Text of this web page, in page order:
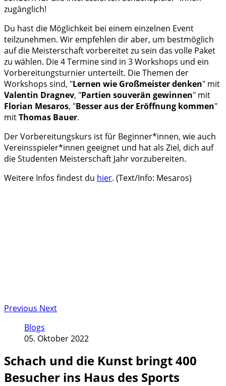
zugänglich!
Du hast die Möglichkeit bei einem einzelnen Event
teilzunehmen. Wir empfehlen dir aber, um bestmöglich
auf die Meisterschaft vorbereitet zu sein das volle Paket
zu wählen. Die 4 Termine sind in 3 Workshops und ein
Vorbereitungsturnier unterteilt. Die Themen der
Workshops sind, "Lernen wie Großmeister denken" mit
Valentin Dragnev, "Partien souverän gewinnen" mit
Florian Mesaros, "Besser aus der Eröffnung kommen"
mitThomas Bauer.
Der Vorbereitungskurs ist für Beginner*innen, wie auch
Vereinsspieler*innen geeignet und hat als Ziel, dich auf
die Studenten Meisterschaft Jahr vorzubereiten.
Weitere Infos findest du hier. (Text/Info: Mesaros)
Previous Next
Blogs
05. Oktober 2022
Schach und die Kunst bringt 400
Besucher ins Haus des Sports